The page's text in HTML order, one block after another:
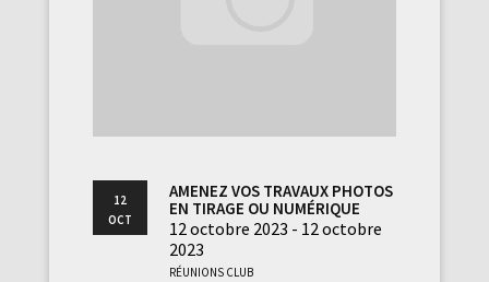
12
Oct
Amenez vos travaux photos
en tirage ou numérique
12 octobre 2023 - 12 octobre
2023
Réunions club